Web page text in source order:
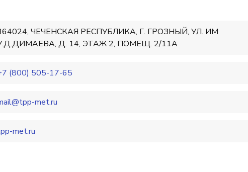
ЧЕЧЕНСКАЯ РЕСПУБЛИКА, Г. ГРОЗНЫЙ, УЛ. ИМ
Д. 14, ЭТАЖ 2, ПОМЕЩ. 2/11А
(800) 505-17-65
met.ru
met.ru